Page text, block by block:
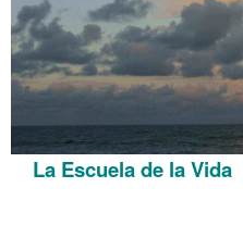
La Escuela de la Vida